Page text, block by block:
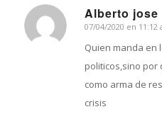
Alberto jose
Dice:
07/04/2020 en 11:12
Quien manda en
politicos,sino por
como arma de
crisis